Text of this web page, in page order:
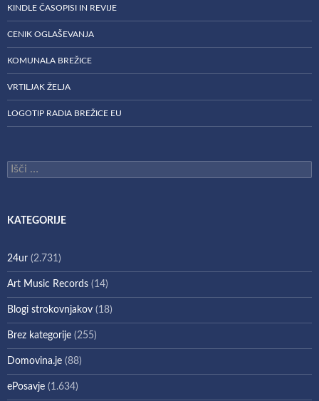
KINDLE ČASOPISI IN REVIJE
CENIK OGLAŠEVANJA
KOMUNALA BREŽICE
VRTILJAK ŽELJA
LOGOTIP RADIA BREŽICE EU
Išči:
KATEGORIJE
24ur (2.731)
Art Music Records (14)
Blogi strokovnjakov (18)
Brez kategorije (255)
Domovina.je (88)
ePosavje (1.634)